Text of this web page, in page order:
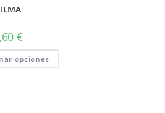
€
opciones